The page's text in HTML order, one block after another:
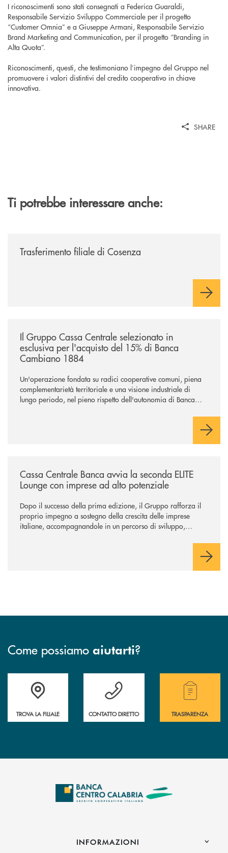
I riconoscimenti sono stati consegnati a Federica Guaraldi,
Responsabile Servizio Sviluppo Commerciale per il progetto
“Customer Omnia” e a Giuseppe Armani, Responsabile Servizio
Brand Marketing and Communication, per il progetto “Branding in
Alta Quota”.
Riconoscimenti, questi, che testimoniano l’impegno del Gruppo nel
promuovere i valori distintivi del credito cooperativo in chiave
innovativa.
SHARE
Ti potrebbe interessare anche:
Trasferimento filiale di Cosenza
Il Gruppo Cassa Centrale selezionato in
esclusiva per l'acquisto del 15% di Banca
Cambiano 1884
Un'operazione fondata su radici cooperative comuni, piena
complementarietà territoriale e una visione industriale di
lungo periodo, nel pieno rispetto dell'autonomia di Banca
negoziazione esclusiva per la finalizzazione dell’operazione.
Cassa Centrale Banca avvia la seconda ELITE
Lounge con imprese ad alto potenziale
Dopo il successo della prima edizione, il Gruppo rafforza il
proprio impegno a sostegno della crescita delle imprese
italiane, accompagnandole in un percorso di sviluppo,
Come possiamo aiutarti?
Accedi all' elenco completo delle filiali .
TROVA LA FILIALE
Hai bisogno di assistenza immediata ?
CONTATTO DIRETTO
Hai bisogno di
TRASPARENZA
INFORMAZIONI